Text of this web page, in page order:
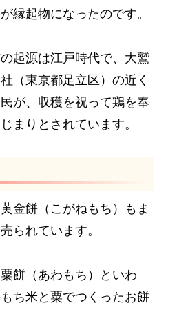
縁起物になったのです。
起源は江戸時代で、大鷲
（東京都足立区）の近く
が、収穫を祝って鶏を奉
まりとされています。
金餅（こがねもち）もま
られています。
餅（あわもち）といわ
ち米と粟でつくったお餅